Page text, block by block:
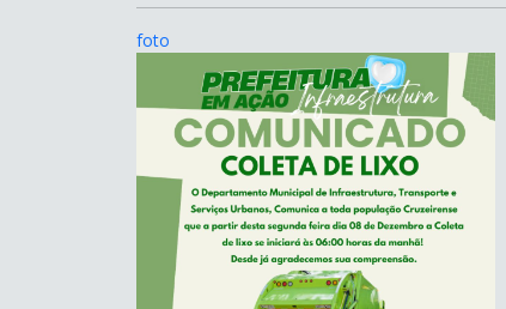
foto